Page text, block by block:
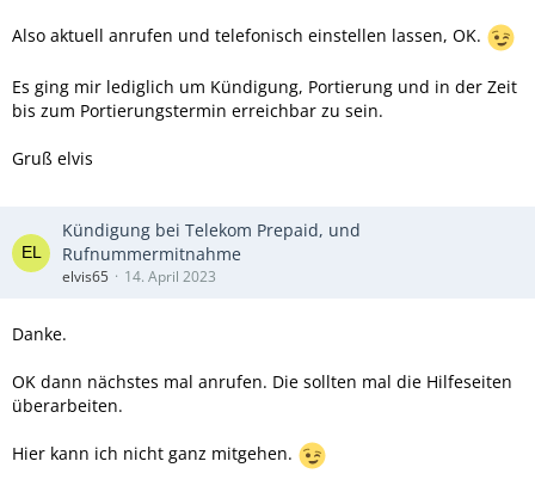
Also aktuell anrufen und telefonisch einstellen lassen, OK.
Es ging mir lediglich um Kündigung, Portierung und in der Zeit
bis zum Portierungstermin erreichbar zu sein.
Gruß elvis
Kündigung bei Telekom Prepaid, und
Rufnummermitnahme
elvis65 14. April 2023
Danke.
OK dann nächstes mal anrufen. Die sollten mal die Hilfeseiten
überarbeiten.
Hier kann ich nicht ganz mitgehen.